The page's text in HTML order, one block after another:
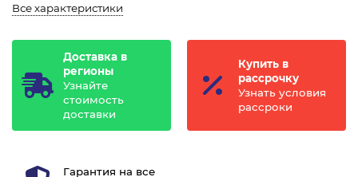
Все характеристики
Доставка в
регионы
Узнайте
стоимость
доставки
Купить в
рассрочку
Узнать условия
рассроки
Гарантия на все